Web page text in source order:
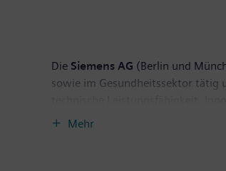
Die Siemens AG (Berlin und
sowie im Gesundheitssektor tätig
Technologien. Rund 40 Prozent
Mehr